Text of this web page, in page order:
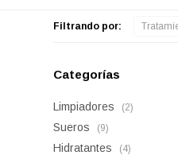
Filtrando por:
Categorías
Limpiadores (2)
Sueros (9)
Hidratantes (4)